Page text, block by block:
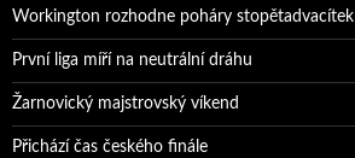
Workington rozhodne poháry stopětadvacítek
První liga míří na neutrální dráhu
Žarnovický majstrovský víkend
Přichází čas českého finále